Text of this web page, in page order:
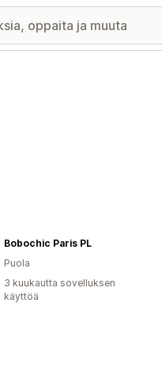
Bobochic Paris PL
Puola
3 kuukautta sovelluksen
käyttöä